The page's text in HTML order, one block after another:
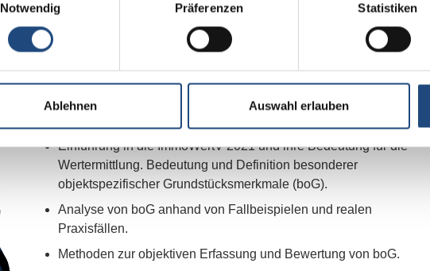
Notwendig
Präferenzen Statistiken
Ablehnen Auswahl erlauben
Seminarinhalte
Unsere Inhalte umfassen unter anderem:
Einführung in die ImmoWertV 2021 und ihre Bedeutung für die
Wertermittlung. Bedeutung und Definition besonderer
objektspezifischer Grundstücksmerkmale (boG).
Analyse von boG anhand von Fallbeispielen und realen
Praxisfällen.
Methoden zur objektiven Erfassung und Bewertung von boG.